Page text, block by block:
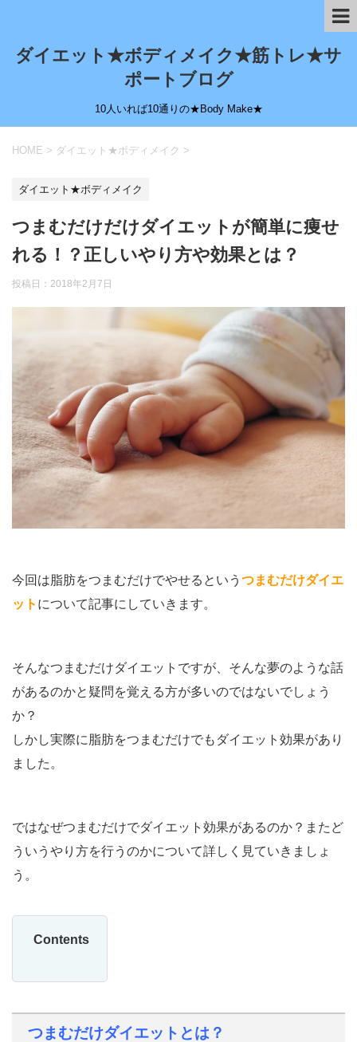
ダイエット★ボディメイク★筋トレ★サ
ポートブログ
10人いれば10通りの★Body Make★
HOME > ダイエット★ボディメイク >
ダイエット★ボディメイク
つまむだけだけダイエットが簡単に痩せ
れる！？正しいやり方や効果とは？
投稿日： 2018年2月7日
今回は脂肪をつまむだけでやせるという つまむだけダイエ
ット について記事にしていきます。
そんなつまむだけダイエットですが、そんな夢のような話
があるのかと疑問を覚える方が多いのではないでしょう
か？
しかし実際に脂肪をつまむだけでもダイエット効果があり
ました。
ではなぜつまむだけでダイエット効果があるのか？またど
ういうやり方を行うのかについて詳しく見ていきましょ
う。
Contents
つまむだけダイエットとは？